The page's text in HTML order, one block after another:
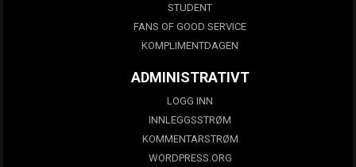
STUDENT
FANS OF GOOD SERVICE
KOMPLIMENTDAGEN
ADMINISTRATIVT
LOGG INN
INNLEGGSSTRØM
KOMMENTARSTRØM
WORDPRESS.ORG